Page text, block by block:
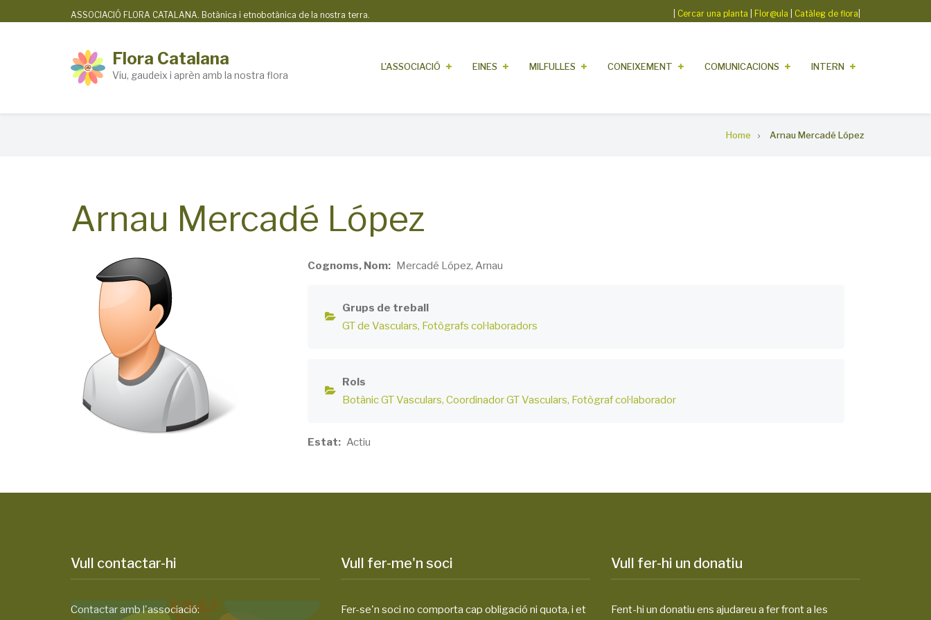
ASSOCIACIÓ FLORA CATALANA. Botànica i etnobotànica de la nostra terra. Cercar una planta Flor@ula Catàleg de flora
Flora Catalana
Viu, gaudeix i aprèn amb la nostra flora
L'ASSOCIACIÓ EINES MILFULLES CONEIXEMENT COMUNICACIONS INTERN
Home Arnau Mercadé López
Arnau Mercadé López
Cognoms, Nom Mercadé López, Arnau
Grups de treball
GT de Vasculars Fotògrafs col·laboradors
Rols
Botànic GT Vasculars Coordinador GT Vasculars Fotògraf col·laborador
Estat Actiu
Vull contactar-hi
Contactar amb l'associació:
Vull fer-me'n soci
Fer-se'n soci no comporta cap obligació ni quota, i et
Vull fer-hi un donatiu
Fent-hi un donatiu ens ajudareu a fer front a les